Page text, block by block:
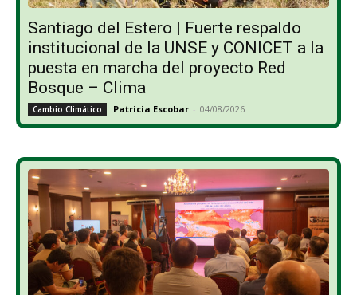
Santiago del Estero | Fuerte respaldo
institucional de la UNSE y CONICET a la
puesta en marcha del proyecto Red
Bosque – Clima
Cambio Climático Patricia Escobar - 04/08/2026